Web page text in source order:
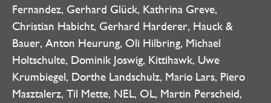
Fernandez, Gerhard Glück, Kathrina Greve,
Christian Habicht, Gerhard Harderer, Hauck &
Bauer, Anton Heurung, Oli Hilbring, Michael
Holtschulte, Dominik Joswig, Kittihawk, Uwe
Krumbiegel, Dorthe Landschulz, Mario Lars, Piero
Masztalerz, Til Mette, NEL, OL, Martin Perscheid,